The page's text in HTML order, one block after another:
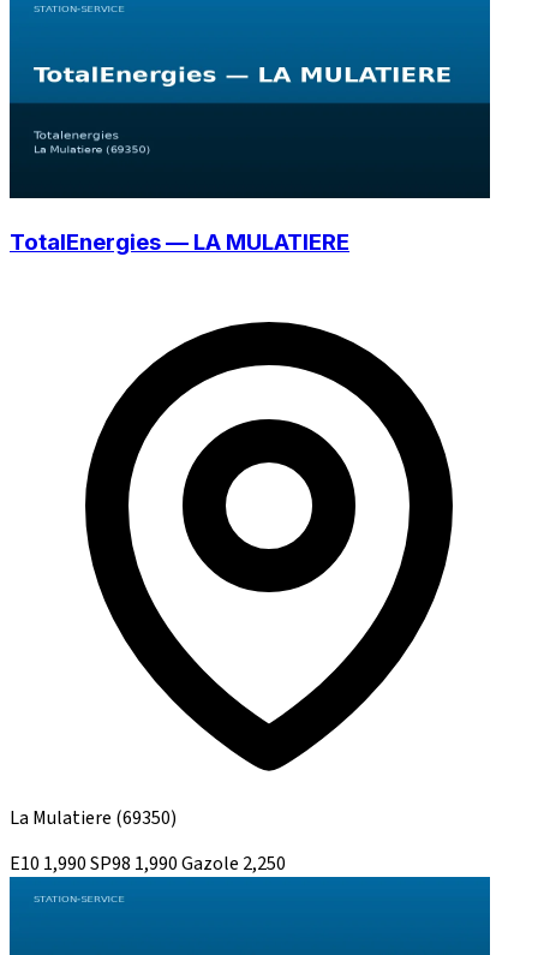
TotalEnergies — LA MULATIERE
La Mulatiere (69350)
E10 1,990SP98 1,990Gazole 2,250